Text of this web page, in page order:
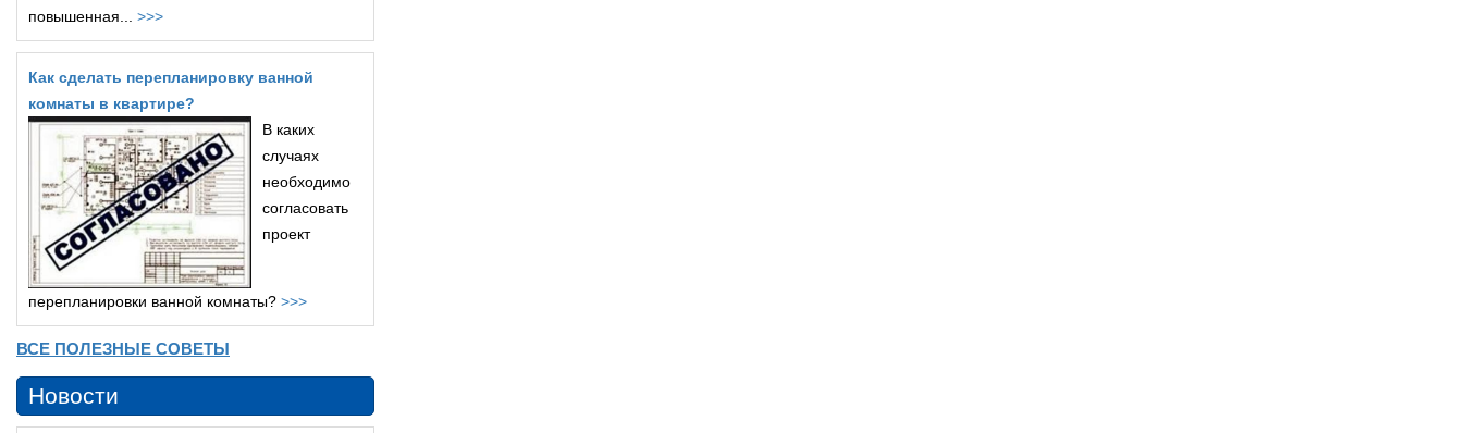
повышенная... >>>
Как сделать перепланировку ванной
комнаты в квартире?
В каких
случаях
необходимо
согласовать
проект
перепланировки ванной комнаты? >>>
ВСЕ ПОЛЕЗНЫЕ СОВЕТЫ
Новости